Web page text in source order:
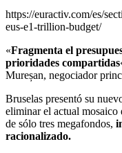
https://euractiv.com/es/
eus-e1-trillion-budget/
«Fragmenta el
prioridades compartidas
Mureșan, negociador
Bruselas presentó su
eliminar el actual
de sólo tres megafondos,
racionalizado.